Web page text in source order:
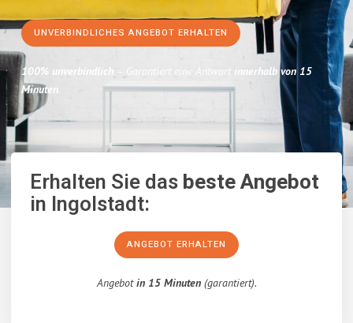
UNVERBINDLICHES ANGEBOT ERHALTEN
100% unverbindlich – Garantiert eine Antwort innerhalb von 15
Minuten.
Erhalten Sie dasbeste Angebot
in Ingolstadt:
ANGEBOT ERHALTEN
Angebotin 15 Minuten(garantiert).